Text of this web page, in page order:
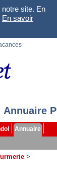
site. En
En savoir
Annuaire
Annuaire
>